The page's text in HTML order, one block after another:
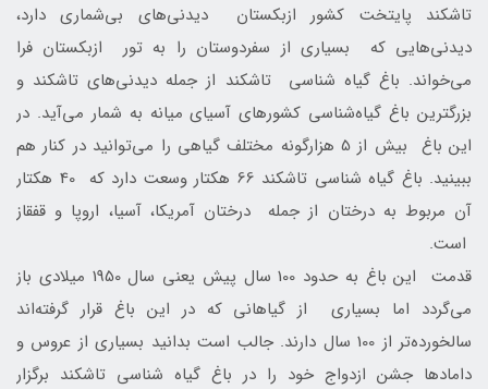
تاشکند پایتخت کشور ازبکستان دیدنی‌های بی‌شماری دارد،
دیدنی‌هایی که بسیاری از سفردوستان را به تور ازبکستان فرا
می‌خواند. باغ گیاه شناسی تاشکند از جمله دیدنی‌های تاشکند و
بزرگترین باغ گیاه‌شناسی کشورهای آسیای میانه به شمار می‌آید. در
این باغ بیش از 5 هزارگونه مختلف گیاهی را می‌توانید در کنار هم
ببینید. باغ گیاه شناسی تاشکند 66 هکتار وسعت دارد که 40 هکتار
آن مربوط به درختان از جمله درختان آمریکا، آسیا، اروپا و قفقاز
است.
قدمت این باغ به حدود 100 سال پیش یعنی سال 1950 میلادی باز
می‌گردد اما بسیاری از گیاهانی که در این باغ قرار گرفته‌اند
سالخورده‌تر از 100 سال دارند. جالب است بدانید بسیاری از عروس و
دامادها جشن ازدواج خود را در باغ گیاه شناسی تاشکند برگزار